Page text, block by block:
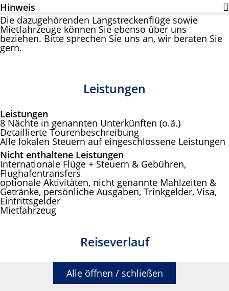
Hinweis
Die dazugehörenden Langstreckenflüge sowie
Mietfahrzeuge können Sie ebenso über uns
beziehen. Bitte sprechen Sie uns an, wir beraten Sie
gern.
Leistungen
Leistungen
8 Nächte in genannten Unterkünften (o.ä.)
Detaillierte Tourenbeschreibung
Alle lokalen Steuern auf eingeschlossene Leistungen
Nicht enthaltene Leistungen
Internationale Flüge + Steuern & Gebühren,
Flughafentransfers
optionale Aktivitäten, nicht genannte Mahlzeiten &
Getränke, persönliche Ausgaben, Trinkgelder, Visa,
Eintrittsgelder
Mietfahrzeug
Reiseverlauf
Alle öffnen / schließen